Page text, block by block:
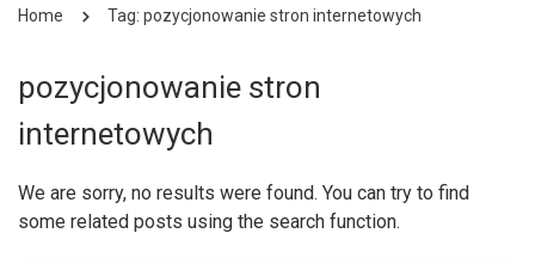
Home Tag: pozycjonowanie stron internetowych
pozycjonowanie stron
internetowych
We are sorry, no results were found. You can try to find
some related posts using the search function.